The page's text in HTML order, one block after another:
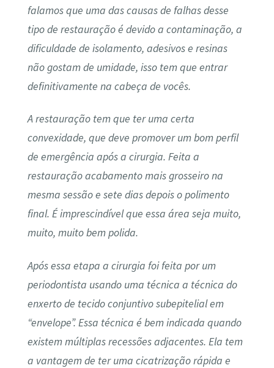
falamos que uma das causas de falhas desse
tipo de restauração é devido a contaminação, a
dificuldade de isolamento, adesivos e resinas
não gostam de umidade, isso tem que entrar
definitivamente na cabeça de vocês.
A restauração tem que ter uma certa
convexidade, que deve promover um bom perfil
de emergência após a cirurgia. Feita a
restauração acabamento mais grosseiro na
mesma sessão e sete dias depois o polimento
final. É imprescindível que essa área seja muito,
muito, muito bem polida.
Após essa etapa a cirurgia foi feita por um
periodontista usando uma técnica a técnica do
enxerto de tecido conjuntivo subepitelial em
“envelope”. Essa técnica é bem indicada quando
existem múltiplas recessões adjacentes. Ela tem
a vantagem de ter uma cicatrização rápida e